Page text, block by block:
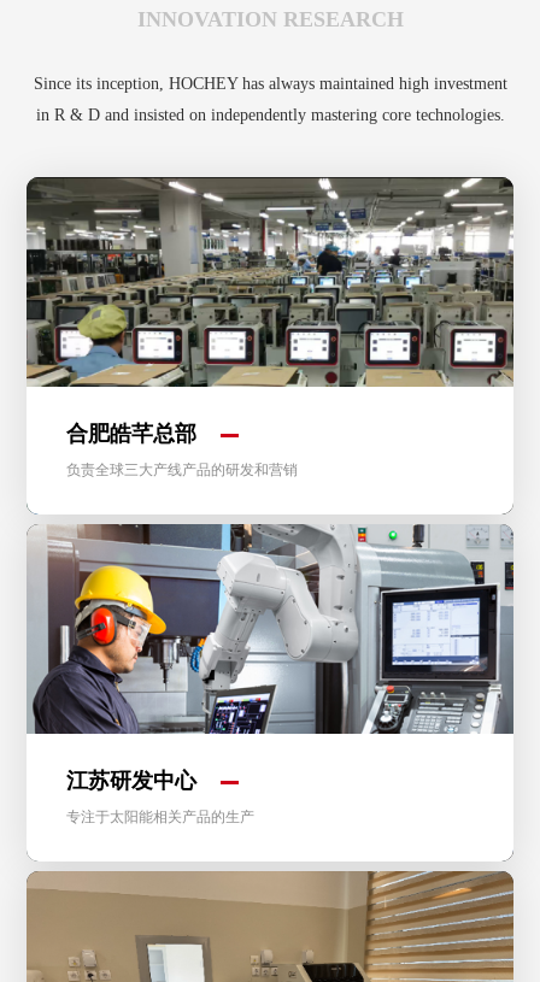
INNOVATION RESEARCH
Since its inception, HOCHEY has always maintained high investment
in R & D and insisted on independently mastering core technologies.
合肥皓芊总部
负责全球三大产线产品的研发和营销
江苏研发中心
专注于太阳能相关产品的生产